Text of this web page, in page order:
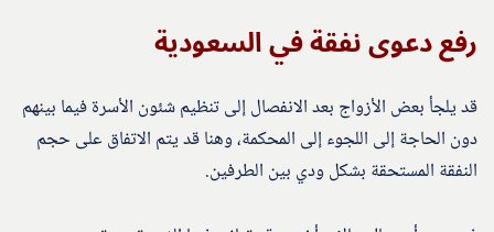
رفع دعوى نفقة في السعودية
قد يلجأ بعض الأزواج بعد الانفصال إلى تنظيم شئون الأسرة فيما بينهم
دون الحاجة إلى اللجوء إلى المحكمة، وهنا قد يتم الاتفاق على حجم
النفقة المستحقة بشكل ودي بين الطرفين.